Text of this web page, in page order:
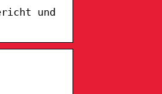
und